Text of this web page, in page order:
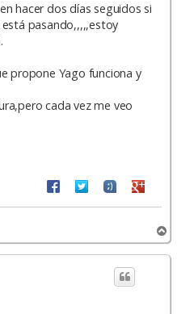
hacer dos días seguidos si
pasando,,,,,estoy
propone Yago funciona y
cada vez me veo
r
r